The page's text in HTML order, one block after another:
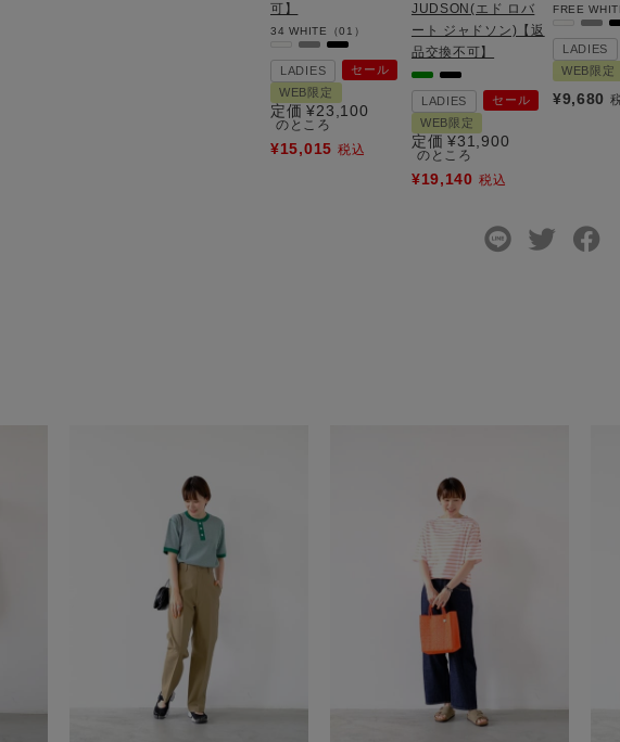
可】
34 WHITE（01）
LADIES
セール
WEB限定
定価 ¥23,100
のところ
¥15,015 税込
JUDSON(エド ロバ
ート ジャドソン)【返
品交換不可】
LADIES
セール
WEB限定
定価 ¥31,900
のところ
¥19,140 税込
FREE
LADIES
WEB限定
¥9,680